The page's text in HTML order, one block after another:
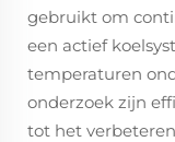
gebruikt om
een actief
temperaturen
onderzoek zijn
tot het